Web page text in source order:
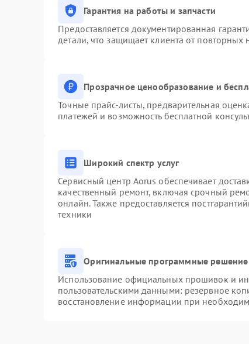
перенапряжения
60 мин
Поломка системы защиты от
1 год
Гарантия на работы и запчасти
Предоставляется документированная
детали, что защищает клиента от повторных
Прозрачное ценообразование и
Точные прайс-листы, предварительная
платежей и возможность бесплатной
Широкий спектр услуг
Сервисный центр Aorus обеспечивает
качественный ремонт, включая срочный
онлайн. Также предоставляется
техники
Оригинальные программные
Использование официальных прошивок и
пользовательскими данными: резервное
восстановление информации при